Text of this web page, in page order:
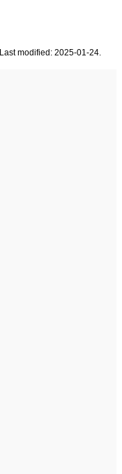
Last modified: 2025-01-24.